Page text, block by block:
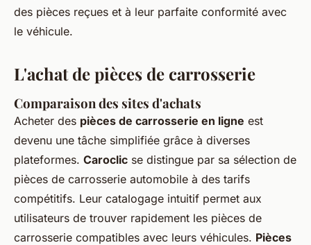
des pièces reçues et à leur parfaite conformité avec
le véhicule.
L'achat de pièces de carrosserie
Comparaison des sites d'achats
Acheter des pièces de carrosserie en ligne est
devenu une tâche simplifiée grâce à diverses
plateformes. Caroclic se distingue par sa sélection de
pièces de carrosserie automobile à des tarifs
compétitifs. Leur catalogage intuitif permet aux
utilisateurs de trouver rapidement les pièces de
carrosserie compatibles avec leurs véhicules. Pièces